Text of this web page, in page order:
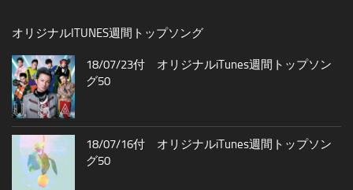
オリジナルITUNES週間トップソング
18/07/23付 オリジナルiTunes週間トップソン
グ50
18/07/16付 オリジナルiTunes週間トップソン
グ50